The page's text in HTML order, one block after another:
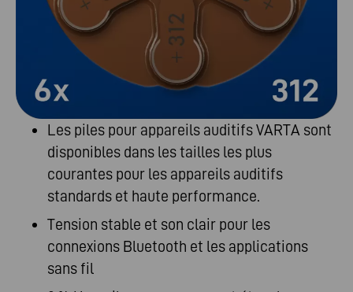
Les piles pour appareils auditifs VARTA sont
disponibles dans les tailles les plus
courantes pour les appareils auditifs
standards et haute performance.
Tension stable et son clair pour les
connexions Bluetooth et les applications
sans fil